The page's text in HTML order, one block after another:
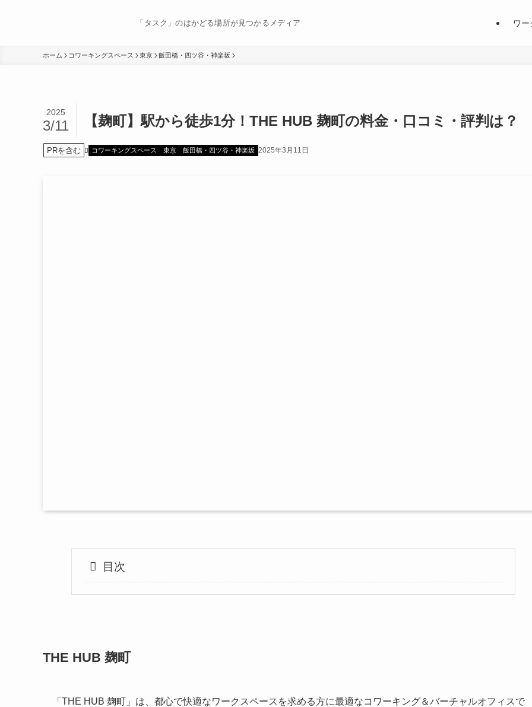
「タスク」のはかどる場所が見つかるメディア ワ
ホーム コワーキングスペース 東京 飯田橋・四ツ谷・神楽坂
【麹町】駅から徒歩1分！THE HUB 麹町の料金・口コミ・評判は？
2025
3/11
PRを含む コワーキングスペース 東京 飯田橋・四ツ谷・神楽坂 2025年3月11日
目次
THE HUB 麹町
「THE HUB 麹町」は、都心で快適なワークスペースを求める方に最適なコワーキング＆バーチャルオフィスで